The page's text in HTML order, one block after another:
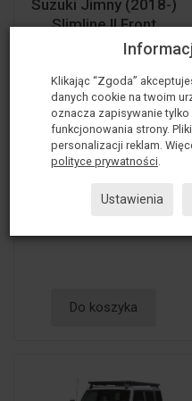
Suzuki Jimny (2018-)
Slimline II Front
Runn...
5 555,39 zł
Do koszyka
Klikając “Zgoda”
danych cookie na twoim
oznacza zapisywanie
funkcjonowania strony.
personalizacji reklam.
polityce prywatności
Ustawienia